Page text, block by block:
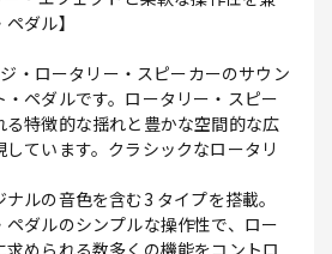
ダル】
・ロータリー・スピーカーのサウン
・ペダルです。ロータリー・スピー
る特徴的な揺れと豊かな空間的な広
ています。クラシックなロータリ
ルの音色を含む3 タイプを搭載。
ダルのシンプルな操作性で、ロー